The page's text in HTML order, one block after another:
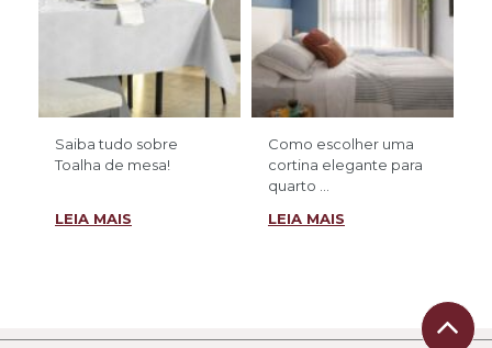
Saiba tudo sobre
Toalha de mesa!
LEIA MAIS
Como escolher uma
cortina elegante para
quarto ...
LEIA MAIS